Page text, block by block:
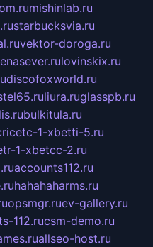
mishinlab.ru
starbucksvia.ru
vektor-doroga.ru
lovinskix.ru
discofoxworld.ru
liura.ruglasspb.ru
bulkitula.ru
1-xbetti-5.ru
1-xbetcc-2.ru
accounts112.ru
hahahaharms.ru
opsmgr.ruev-gallery.ru
112.rucsm-demo.ru
allseo-host.ru